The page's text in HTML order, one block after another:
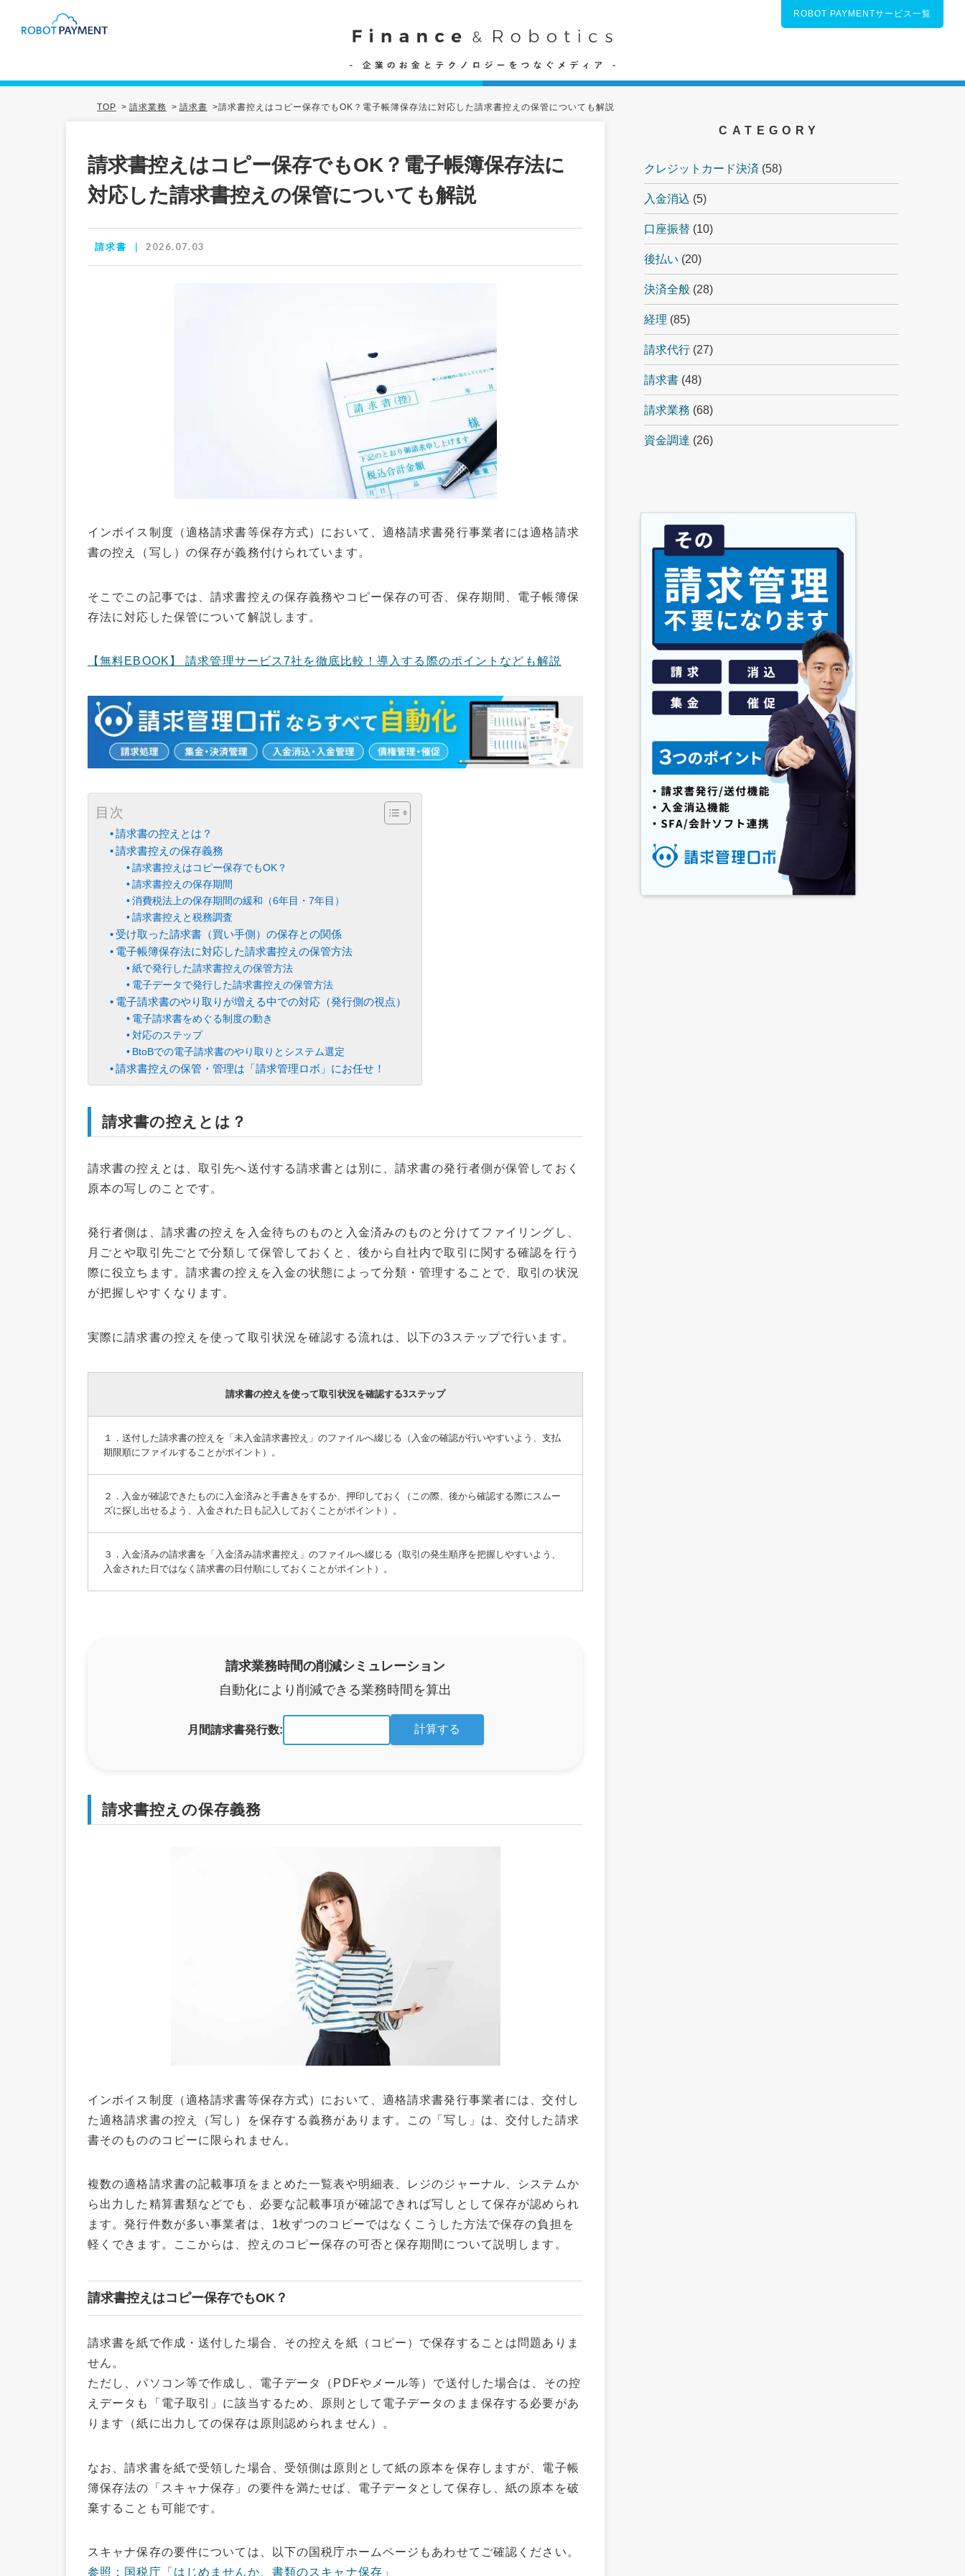
ROBOT PAYMENTサービス一覧
TOP > 請求業務 > 請求書 >請求書控えはコピー保存でもOK？電子帳簿保存法に対応した請求書控えの保管についても解説
請求書控えはコピー保存でもOK？電子帳簿保存法に
対応した請求書控えの保管についても解説
請求書 2026.07.03
インボイス制度（適格請求書等保存方式）において、適格請求書発行事業者には適格請求
書の控え（写し）の保存が義務付けられています。
そこでこの記事では、請求書控えの保存義務やコピー保存の可否、保存期間、電子帳簿保
存法に対応した保管について解説します。
【無料EBOOK】 請求管理サービス7社を徹底比較！導入する際のポイントなども解説
目次
請求書の控えとは？
請求書控えの保存義務
請求書控えはコピー保存でもOK？
請求書控えの保存期間
消費税法上の保存期間の緩和（6年目・7年目）
請求書控えと税務調査
受け取った請求書（買い手側）の保存との関係
電子帳簿保存法に対応した請求書控えの保管方法
紙で発行した請求書控えの保管方法
電子データで発行した請求書控えの保管方法
電子請求書のやり取りが増える中での対応（発行側の視点）
電子請求書をめぐる制度の動き
対応のステップ
BtoBでの電子請求書のやり取りとシステム選定
請求書控えの保管・管理は「請求管理ロボ」にお任せ！
請求書の控えとは？
請求書の控えとは、取引先へ送付する請求書とは別に、請求書の発行者側が保管しておく
原本の写しのことです。
発行者側は、請求書の控えを入金待ちのものと入金済みのものと分けてファイリングし、
月ごとや取引先ごとで分類して保管しておくと、後から自社内で取引に関する確認を行う
際に役立ちます。請求書の控えを入金の状態によって分類・管理することで、取引の状況
が把握しやすくなります。
実際に請求書の控えを使って取引状況を確認する流れは、以下の3ステップで行います。
請求書の控えを使って取引状況を確認する3ステップ
１．送付した請求書の控えを「未入金請求書控え」のファイルへ綴じる（入金の確認が行いやすいよう、支払
期限順にファイルすることがポイント）。
２．入金が確認できたものに入金済みと手書きをするか、押印しておく（この際、後から確認する際にスムー
ズに探し出せるよう、入金された日も記入しておくことがポイント）。
３．入金済みの請求書を「入金済み請求書控え」のファイルへ綴じる（取引の発生順序を把握しやすいよう、
入金された日ではなく請求書の日付順にしておくことがポイント）。
請求業務時間の削減シミュレーション
自動化により削減できる業務時間を算出
月間請求書発行数: 計算する
請求書控えの保存義務
インボイス制度（適格請求書等保存方式）において、適格請求書発行事業者には、交付し
た適格請求書の控え（写し）を保存する義務があります。この「写し」は、交付した請求
書そのもののコピーに限られません。
複数の適格請求書の記載事項をまとめた一覧表や明細表、レジのジャーナル、システムか
ら出力した精算書類などでも、必要な記載事項が確認できれば写しとして保存が認められ
ます。発行件数が多い事業者は、1枚ずつのコピーではなくこうした方法で保存の負担を
軽くできます。ここからは、控えのコピー保存の可否と保存期間について説明します。
請求書控えはコピー保存でもOK？
請求書を紙で作成・送付した場合、その控えを紙（コピー）で保存することは問題ありま
せん。
ただし、パソコン等で作成し、電子データ（PDFやメール等）で送付した場合は、その控
えデータも「電子取引」に該当するため、原則として電子データのまま保存する必要があ
ります（紙に出力しての保存は原則認められません）。
なお、請求書を紙で受領した場合、受領側は原則として紙の原本を保存しますが、電子帳
簿保存法の「スキャナ保存」の要件を満たせば、電子データとして保存し、紙の原本を破
棄することも可能です。
スキャナ保存の要件については、以下の国税庁ホームページもあわせてご確認ください。
参照：国税庁「はじめませんか、書類のスキャナ保存」
CATEGORY
クレジットカード決済 (58)
入金消込 (5)
口座振替 (10)
後払い (20)
決済全般 (28)
経理 (85)
請求代行 (27)
請求書 (48)
請求業務 (68)
資金調達 (26)